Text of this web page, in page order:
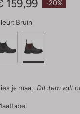
-20%
159,99
Bruin
je maat: Dit item valt